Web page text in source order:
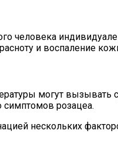
человека
и воспаление
могут вызывать
симптомов розацеа.
нескольких